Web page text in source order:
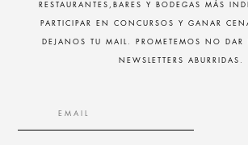
RESTAURANTES,BARES Y BODEGAS MÁS
PARTICIPAR EN CONCURSOS Y GANAR
DEJANOS TU MAIL. PROMETEMOS NO DAR
NEWSLETTERS ABURRIDAS.